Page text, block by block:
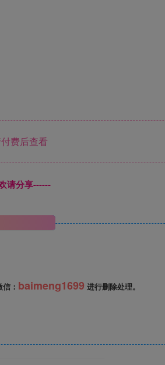
费后查看
请分享------
： baimeng1699 进行删除处理。